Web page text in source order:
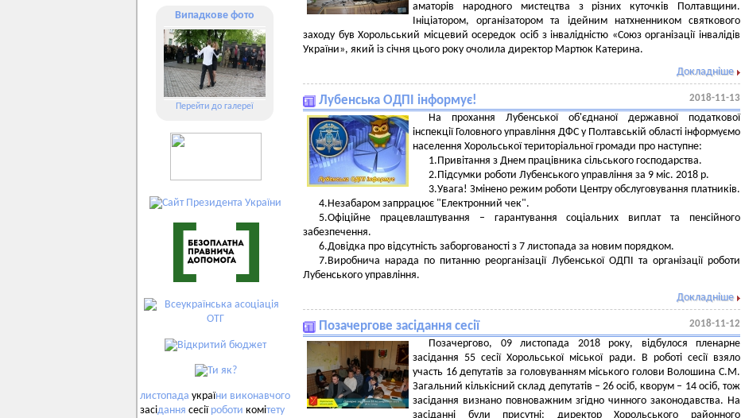
Випадкове фото
Перейти до галереї
листопада україни виконавчого
засідання сесії роботи комітету
аматорів народного мистецтва з різних куточків Полтавщини.
Ініціатором, організатором та ідейним натхненником святкового
заходу був Хорольський місцевий осередок осіб з інвалідністю «Союз організації інвалідів
України», який із січня цього року очолила директор Мартюк Катерина.
Докладніше
Лубенська ОДПІ інформує! 2018-11-13
На прохання Лубенської об'єднаної державної податкової
інспекції Головного управління ДФС у Полтавській області інформуємо
населення Хорольської територіальної громади про наступне:
1.Привітання з Днем працівника сільського господарства.
2.Підсумки роботи Лубенського управління за 9 міс. 2018 р.
3.Увага! Змінено режим роботи Центру обслуговування платників.
4.Незабаром запррацює "Електронний чек".
5.Офіційне працевлаштування – гарантування соціальних виплат та пенсійного
забезпечення.
6.Довідка про відсутність заборгованості з 7 листопада за новим порядком.
7.Виробнича нарада по питанню реорганізації Лубенської ОДПІ та організації роботи
Лубенського управління.
Докладніше
Позачергове засідання сесії 2018-11-12
Позачергово, 09 листопада 2018 року, відбулося пленарне
засідання 55 сесії Хорольської міської ради. В роботі сесії взяло
участь 16 депутатів за головуванням міського голови Волошина С.М.
Загальний кількісний склад депутатів – 26 осіб, кворум – 14 осіб, тож
засідання визнано повноважним згідно чинного законодавства. На
засіданні були присутні: директор Хорольського районного